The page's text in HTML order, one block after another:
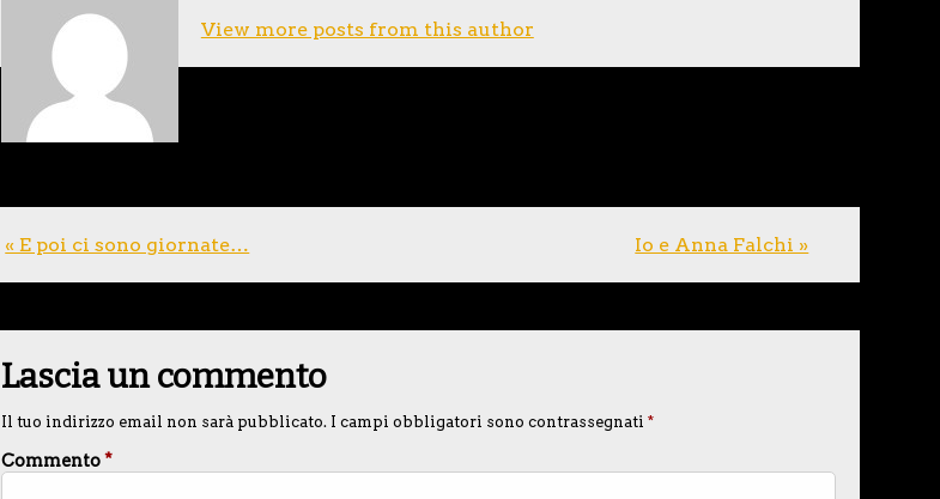
View more posts from this author
« E poi ci sono giornate… Io e Anna Falchi »
Lascia un commento
Il tuo indirizzo email non sarà pubblicato. I campi obbligatori sono contrassegnati *
Commento*